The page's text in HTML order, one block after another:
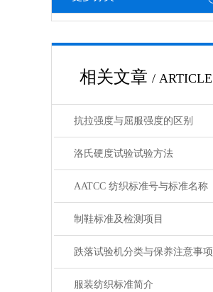
相关文章 / ARTICLE
抗拉强度与屈服强度的区别
洛氏硬度试验试验方法
AATCC 纺织标准号与标准名称
制鞋标准及检测项目
跌落试验机分类与保养注意事项
服装纺织标准简介